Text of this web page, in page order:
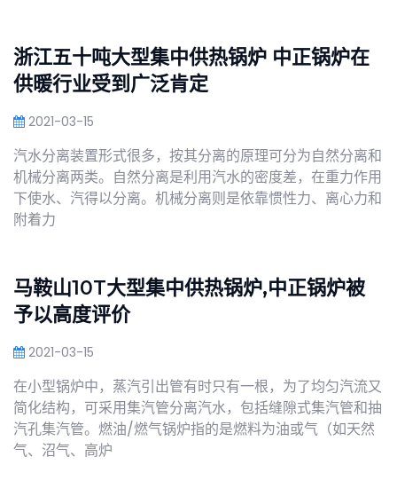
浙江五十吨大型集中供热锅炉 中正锅炉在
供暖行业受到广泛肯定
2021-03-15
汽水分离装置形式很多，按其分离的原理可分为自然分离和
机械分离两类。自然分离是利用汽水的密度差，在重力作用
下使水、汽得以分离。机械分离则是依靠惯性力、离心力和
附着力
马鞍山10T大型集中供热锅炉,中正锅炉被
予以高度评价
2021-03-15
在小型锅炉中，蒸汽引出管有时只有一根，为了均匀汽流又
简化结构，可采用集汽管分离汽水，包括缝隙式集汽管和抽
汽孔集汽管。燃油/燃气锅炉指的是燃料为油或气（如天然
气、沼气、高炉